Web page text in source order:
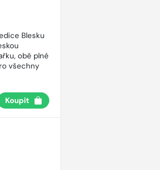
Blesku
obě plné
všechny
Koupit